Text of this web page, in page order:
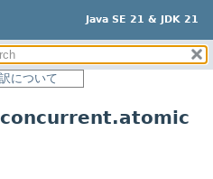
Java SE 21 & JDK 21
について